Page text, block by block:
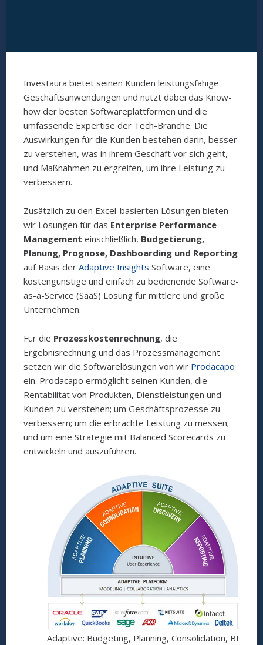
Investaura bietet seinen Kunden leistungsfähige
Geschäftsanwendungen und nutzt dabei das Know-
how der besten Softwareplattformen und die
umfassende Expertise der Tech-Branche. Die
Auswirkungen für die Kunden bestehen darin, besser
zu verstehen, was in ihrem Geschäft vor sich geht,
und Maßnahmen zu ergreifen, um ihre Leistung zu
verbessern.
Zusätzlich zu den Excel-basierten Lösungen bieten
wir Lösungen für das Enterprise Performance
Management einschließlich, Budgetierung,
Planung, Prognose, Dashboarding und Reporting
auf Basis der Adaptive Insights Software, eine
kostengünstige und einfach zu bedienende Software-
as-a-Service (SaaS) Lösung für mittlere und große
Unternehmen.
Für die Prozesskostenrechnung, die
Ergebnisrechnung und das Prozessmanagement
setzen wir die Softwarelösungen von wir Prodacapo
ein. Prodacapo ermöglicht seinen Kunden, die
Rentabilität von Produkten, Dienstleistungen und
Kunden zu verstehen; um Geschäftsprozesse zu
verbessern; um die erbrachte Leistung zu messen;
und um eine Strategie mit Balanced Scorecards zu
entwickeln und auszuführen.
Adaptive: Budgeting, Planning, Consolidation, BI